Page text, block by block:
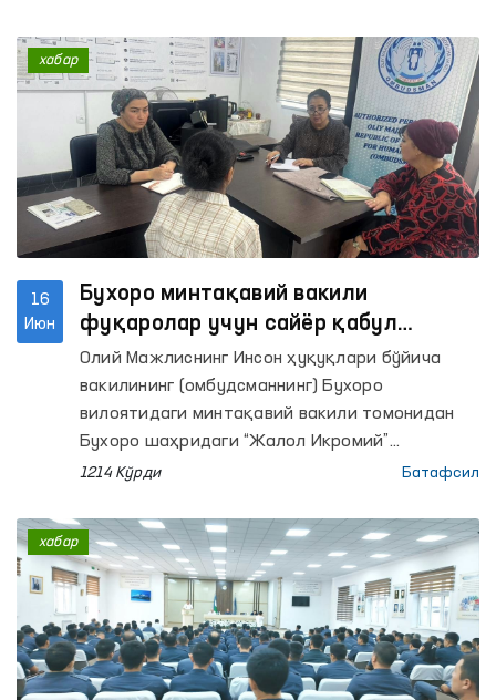
16
Июн
Бухоро минтақавий вакили
фуқаролар учун сайёр қабул
ўтказди
Олий Мажлиснинг Инсон ҳуқуқлари бўйича
вакилининг (омбудсманнинг) Бухоро
вилоятидаги минтақавий вакили томонидан
Бухоро шаҳридаги “Жалол Икромий”
маҳалласида фуқаролар мурожаатларини
1214 Кўрди Батафсил
хабар
хабар